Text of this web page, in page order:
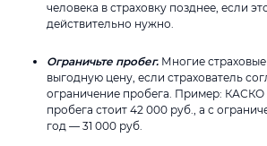
человека в страховку позднее, если
действительно нужно.
Ограничьте пробег. Многие
выгодную цену, если страхователь
ограничение пробега. Пример: КАСКО
пробега стоит 42 000 руб., а с
год — 31 000 руб.